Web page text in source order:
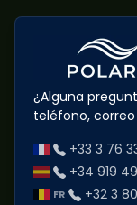
¿Alguna
teléfono,
+33 3 76
+34 919
+32 3